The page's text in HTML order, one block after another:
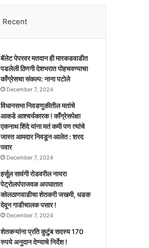
Recent
बॅलेट पेपरवर मतदान ही मारकडवाडीत
पडलेली ठिणगी देशभरात पोहचवण्याचा
काँग्रेसचा संकल्प: नाना पटोले
December 7, 2024
विधानसभा निवडणुकीतील मतांचे
आकडे आश्चर्यकारक ! काँग्रेसपेक्षा
एकनाथ शिंदे यांना मतं कमी पण त्यांचे
जास्त आमदार निवडून आलेत : शरद
पवार
December 7, 2024
हर्सूल सावंगी रोडवरील नायरा
पेट्रोलपंपाजवळ अपघातात
कोलठाणवाडीचा शेतकरी जखमी, धडक
देवून गाडीचालक पसार !
December 7, 2024
शेतकऱ्यांना प्रति कुटुंब सदस्य 170
रुपये अनुदान देण्याचे निर्देश !